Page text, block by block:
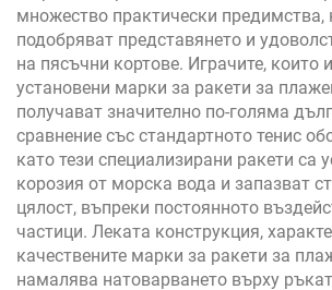
търговия на едро
множество практически предимства,
подобряват представянето и
на пясъчни кортове. Играчите, които
установени марки за ракети за
получават значително по-голяма
сравнение със стандартното тенис
като тези специализирани ракети са
корозия от морска вода и запазват
цялост, въпреки постоянното
частици. Леката конструкция,
качествените марки за ракети за
намалява натоварването върху